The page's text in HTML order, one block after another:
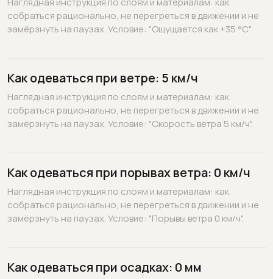
собраться рационально, не перегреться в движении и не
замёрзнуть на паузах. Условие: "Ощущается как +35 °C".
Как одеваться при ветре: 5 км/ч
Наглядная инструкция по слоям и материалам: как
собраться рационально, не перегреться в движении и не
замёрзнуть на паузах. Условие: "Скорость ветра 5 км/ч".
Как одеваться при порывах ветра: 0 км/ч
Наглядная инструкция по слоям и материалам: как
собраться рационально, не перегреться в движении и не
замёрзнуть на паузах. Условие: "Порывы ветра 0 км/ч".
Как одеваться при осадках: 0 мм